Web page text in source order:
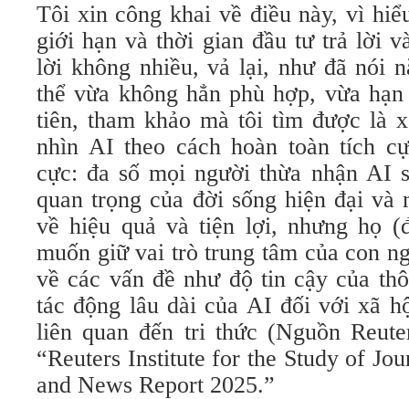
Tôi xin công khai về điều này, vì
giới hạn và thời gian đầu tư trả lời
lời không nhiều, vả lại, như đã nói
thể vừa không hẳn phù hợp, vừa
tiên, tham khảo mà tôi tìm được là
nhìn AI theo cách hoàn toàn tích
cực: đa số mọi người thừa nhận AI
quan trọng của đời sống hiện đại
về hiệu quả và tiện lợi, nhưng họ
muốn giữ vai trò trung tâm của con
về các vấn đề như độ tin cậy của
tác động lâu dài của AI đối với xã
liên quan đến tri thức (Nguồn
“Reuters Institute for the Study of
and News Report 2025.”